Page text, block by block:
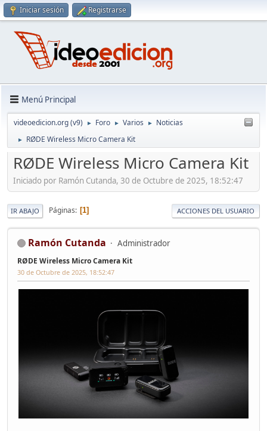
Iniciar sesión Registrarse
Menú Principal
videoedicion.org (v9) ► Foro ► Varios ► Noticias
► RØDE Wireless Micro Camera Kit
RØDE Wireless Micro Camera Kit
Iniciado por Ramón Cutanda, 30 de Octubre de 2025, 18:52:47
IR ABAJO Páginas 1 ACCIONES DEL USUARIO
Ramón Cutanda Administrador
RØDE Wireless Micro Camera Kit
30 de Octubre de 2025, 18:52:47